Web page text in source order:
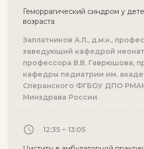
Геморрагический синдром у
возраста
Заплатников А.Л., д.м.н.,
заведующий кафедрой
профессора В.В. Гаврюшова,
кафедры педиатрии им.
Сперанского ФГБОУ ДПО
Минздрава России
12:35 – 13:05